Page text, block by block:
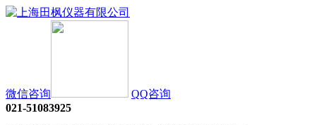
微信咨询
QQ咨询
021-51083925